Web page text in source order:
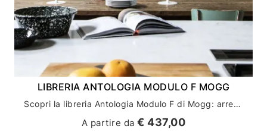
LIBRERIA ANTOLOGIA MODULO F MOGG
Scopri la libreria Antologia Modulo F di Mogg: arreda la tua casa con stile ed eleganza
A partire da€ 437,00